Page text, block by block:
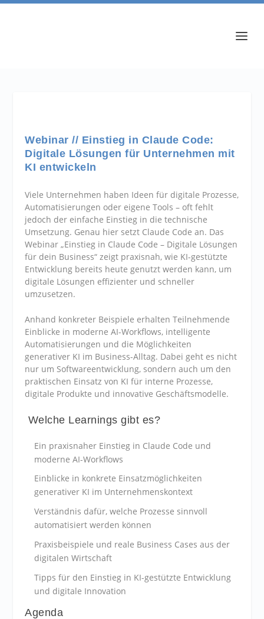
Webinar // Einstieg in Claude Code:
Digitale Lösungen für Unternehmen mit
KI entwickeln
Viele Unternehmen haben Ideen für digitale Prozesse,
Automatisierungen oder eigene Tools – oft fehlt
jedoch der einfache Einstieg in die technische
Umsetzung. Genau hier setzt Claude Code an. Das
Webinar „Einstieg in Claude Code – Digitale Lösungen
für dein Business“ zeigt praxisnah, wie KI-gestützte
Entwicklung bereits heute genutzt werden kann, um
digitale Lösungen effizienter und schneller
umzusetzen.
Anhand konkreter Beispiele erhalten Teilnehmende
Einblicke in moderne AI-Workflows, intelligente
Automatisierungen und die Möglichkeiten
generativer KI im Business-Alltag. Dabei geht es nicht
nur um Softwareentwicklung, sondern auch um den
praktischen Einsatz von KI für interne Prozesse,
digitale Produkte und innovative Geschäftsmodelle.
Welche Learnings gibt es?
Ein praxisnaher Einstieg in Claude Code und
moderne AI-Workflows
Einblicke in konkrete Einsatzmöglichkeiten
generativer KI im Unternehmenskontext
Verständnis dafür, welche Prozesse sinnvoll
automatisiert werden können
Praxisbeispiele und reale Business Cases aus der
digitalen Wirtschaft
Tipps für den Einstieg in KI-gestützte Entwicklung
und digitale Innovation
Agenda